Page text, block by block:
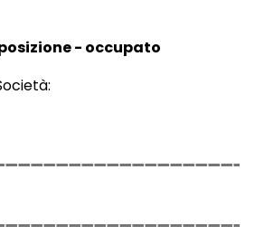
- occupato